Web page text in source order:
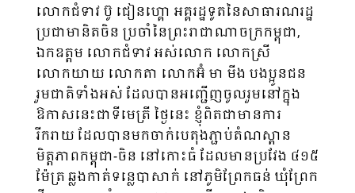
លោកជំទាវ ប៊ូ ជៀនហ្គោ អគ្គរដ្ឋទូតនៃសាធារណរដ្ឋ
ប្រជាមានិតចិន ប្រចាំនៃព្រះរាជាណាចក្រកម្ពុជា,
ឯកឧត្តម លោកជំទាវ អស់លោក លោកស្រី
លោកយាយ លោកតា លោកអ៊ំ មា មីង បងប្អូនជន
រួមជាតិទាំង​អស់ ដែលបានអញ្ជើញចូលរួមនៅក្នុង
ឱកាសនេះជាទីមេត្រី ថ្ងៃនេះ ខ្ញុំពិតជាមានការ
រីករាយ ដែលបានមកចាក់បេតុងភ្ជាប់តំណស្ពាន
មិត្តភាពកម្ពុជា-ចិន នៅកោះធំ ដែល​មានប្រវែង ៤១៥
ម៉ែត្រ ឆ្លងកាត់ទន្លេបាសា​ក់ នៅភូមិព្រែកធន់ ឃុំព្រែក